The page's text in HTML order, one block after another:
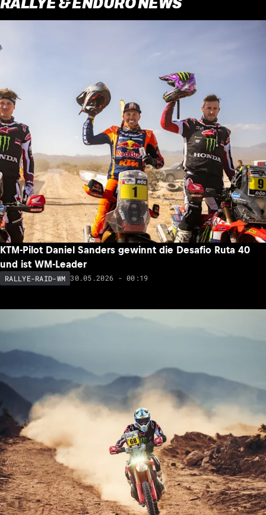
KTM-Pilot Daniel Sanders gewinnt die Desafio Ruta 40
und ist WM-Leader
RALLYE-RAID-WM 30.05.2026 - 00:19